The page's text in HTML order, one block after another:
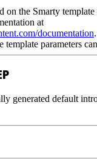
on the Smarty template
at
documentation.
template parameters
generated default